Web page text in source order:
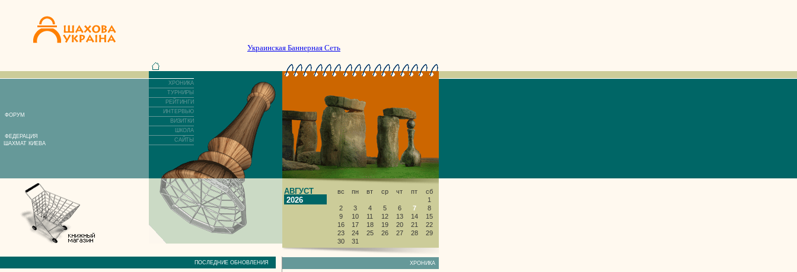
Украинская Баннерная Сеть
ФОРУМ
ФЕДЕРАЦИЯ
ШАХМАТ КИЕВА
ХРОНИКА
ТУРНИРЫ
РЕЙТИНГИ
ИНТЕРВЬЮ
ВИЗИТКИ
ШКОЛА
САЙТЫ
АВГУСТ
2026
вс пн вт ср чт пт
сб
1
2
3 4 5 6 7
8
9
10 11 12 13 14
15
16
17 18 19 20 21
22
23
24 25 26 27 28
29
30
31
ПОСЛЕДНИЕ ОБНОВЛЕНИЯ ХРОНИКА